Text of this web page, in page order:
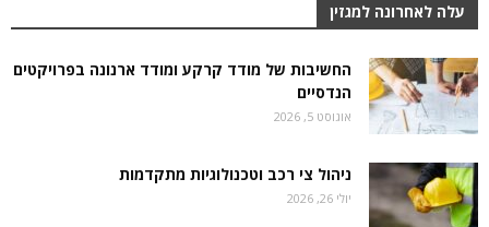
עלה לאחרונה למגזין
החשיבות של מודד קרקע ומודד ארנונה בפרויקטים
הנדסיים
אוגוסט 5, 2026
ניהול צי רכב וטכנולוגיות מתקדמות
יולי 26, 2026